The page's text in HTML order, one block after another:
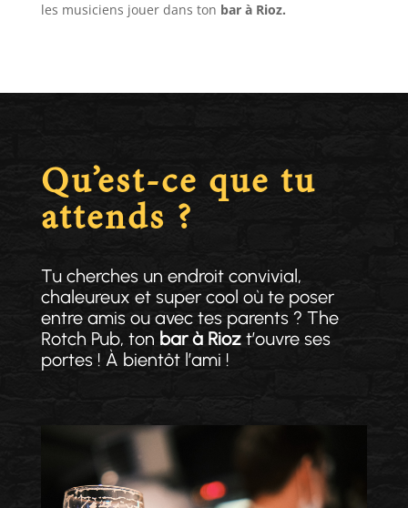
les musiciens jouer dans ton bar à Rioz.
Qu’est-ce que tu
attends ?
Tu cherches un endroit convivial,
chaleureux et super cool où te poser
entre amis ou avec tes parents ? The
Rotch Pub, ton bar à Riozt’ouvre ses
portes ! À bientôt l’ami !